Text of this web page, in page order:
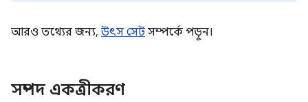
আরও তথ্যের জন্য, উৎস সেট সম্পর্কে পড়ুন।
সম্পদ একত্রীকরণ